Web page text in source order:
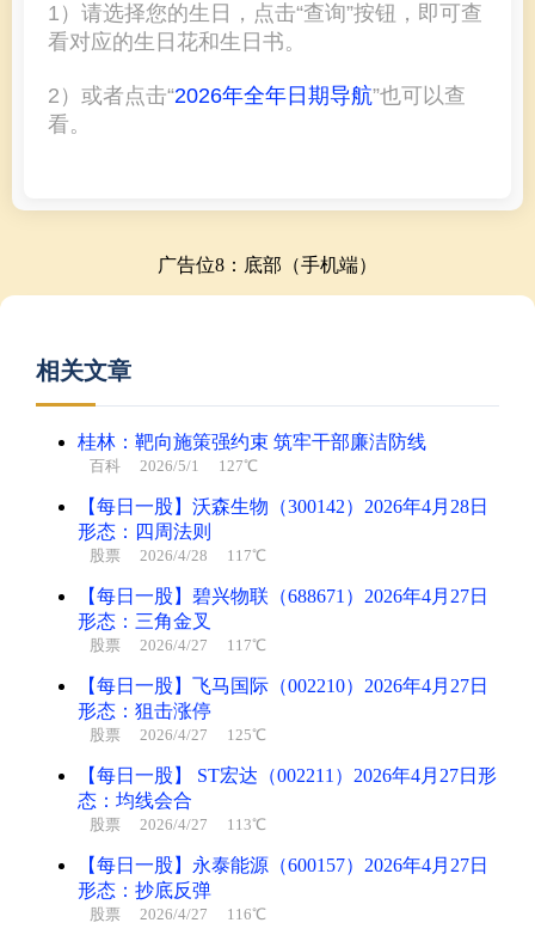
1）请选择您的生日，点击“查询”按钮，即可查
看对应的生日花和生日书。
2）或者点击“2026年全年日期导航”也可以查
看。
广告位8：底部（手机端）
相关文章
桂林：靶向施策强约束 筑牢干部廉洁防线
百科 2026/5/1 127℃
【每日一股】沃森生物（300142）2026年4月28日
形态：四周法则
股票 2026/4/28 117℃
【每日一股】碧兴物联（688671）2026年4月27日
形态：三角金叉
股票 2026/4/27 117℃
【每日一股】飞马国际（002210）2026年4月27日
形态：狙击涨停
股票 2026/4/27 125℃
【每日一股】 ST宏达（002211）2026年4月27日形
态：均线会合
股票 2026/4/27 113℃
【每日一股】永泰能源（600157）2026年4月27日
形态：抄底反弹
股票 2026/4/27 116℃